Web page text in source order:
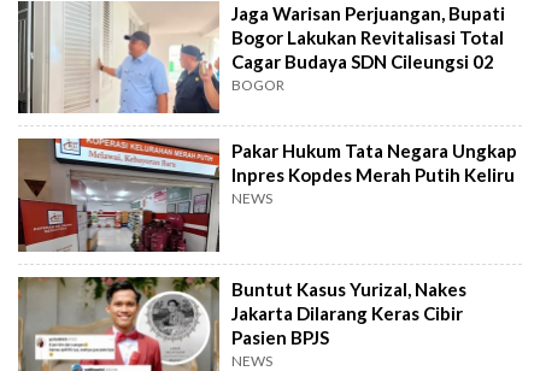
Jaga Warisan Perjuangan, Bupati
Bogor Lakukan Revitalisasi Total
Cagar Budaya SDN Cileungsi 02
BOGOR
Pakar Hukum Tata Negara Ungkap
Inpres Kopdes Merah Putih Keliru
NEWS
Buntut Kasus Yurizal, Nakes
Jakarta Dilarang Keras Cibir
Pasien BPJS
NEWS